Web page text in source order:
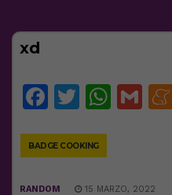
xd
Facebook
Twitter
BADGE COOKING
RANDOM 15 MARZO, 2022